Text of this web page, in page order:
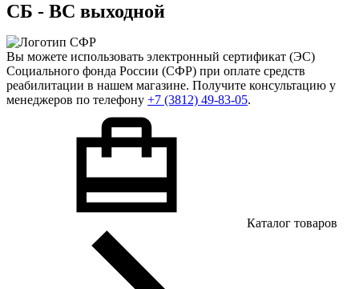
СБ - ВС выходной
Вы можете использовать электронный сертификат (ЭС)
Социального фонда России (СФР) при оплате средств
реабилитации в нашем магазине. Получите консультацию у
менеджеров по телефону +7 (3812) 49-83-05.
Каталог товаров